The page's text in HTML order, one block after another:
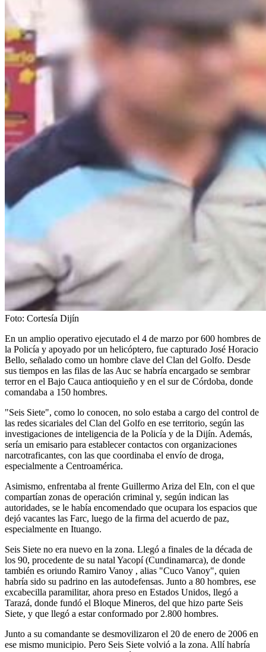
Foto: Cortesía Dijín
En un amplio operativo ejecutado el 4 de marzo por 600 hombres de
la Policía y apoyado por un helicóptero, fue capturado José Horacio
Bello, señalado como un hombre clave del Clan del Golfo. Desde
sus tiempos en las filas de las Auc se habría encargado se sembrar
terror en el Bajo Cauca antioquieño y en el sur de Córdoba, donde
comandaba a 150 hombres.
"Seis Siete", como lo conocen, no solo estaba a cargo del control de
las redes sicariales del Clan del Golfo en ese territorio, según las
investigaciones de inteligencia de la Policía y de la Dijín. Además,
sería un emisario para establecer contactos con organizaciones
narcotraficantes, con las que coordinaba el envío de droga,
especialmente a Centroamérica.
Asimismo, enfrentaba al frente Guillermo Ariza del Eln, con el que
compartían zonas de operación criminal y, según indican las
autoridades, se le había encomendado que ocupara los espacios que
dejó vacantes las Farc, luego de la firma del acuerdo de paz,
especialmente en Ituango.
Seis Siete no era nuevo en la zona. Llegó a finales de la década de
los 90, procedente de su natal Yacopí (Cundinamarca), de donde
también es oriundo Ramiro Vanoy , alias "Cuco Vanoy", quien
habría sido su padrino en las autodefensas. Junto a 80 hombres, ese
excabecilla paramilitar, ahora preso en Estados Unidos, llegó a
Tarazá, donde fundó el Bloque Mineros, del que hizo parte Seis
Siete, y que llegó a estar conformado por 2.800 hombres.
Junto a su comandante se desmovilizaron el 20 de enero de 2006 en
ese mismo municipio. Pero Seis Siete volvió a la zona. Allí habría